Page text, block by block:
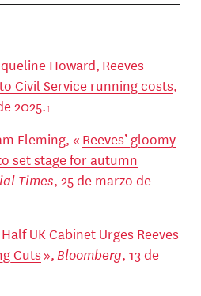
Howard, Reeves
Civil Service running costs,
2025.
Fleming, « Reeves’ gloomy
set stage for autumn
Times, 25 de marzo de
UK Cabinet Urges Reeves
Cuts»,Bloomberg, 13 de